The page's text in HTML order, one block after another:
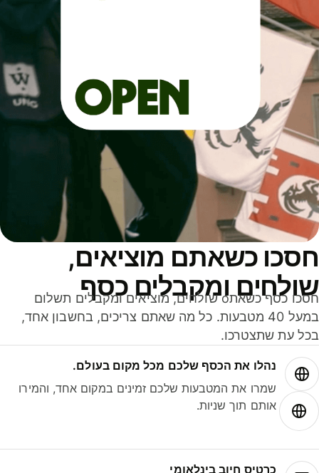
כשאתם מוציאים,
ומקבלים כסף
חסכו כסף כשאתo שולחים, מוציאים ומקבלים תשלום
במעל 40 מטבעות. כל מה שאתם צריכים, בחשבון אחד,
עת שתצטרכו.
נהלו את הכסף שלכם מכל מקום בעולם.
שמרו את המטבעות שלכם זמינים במקום אחד, והמירו
אותם תוך שניות.
כרטיס חיוב בינלאומי